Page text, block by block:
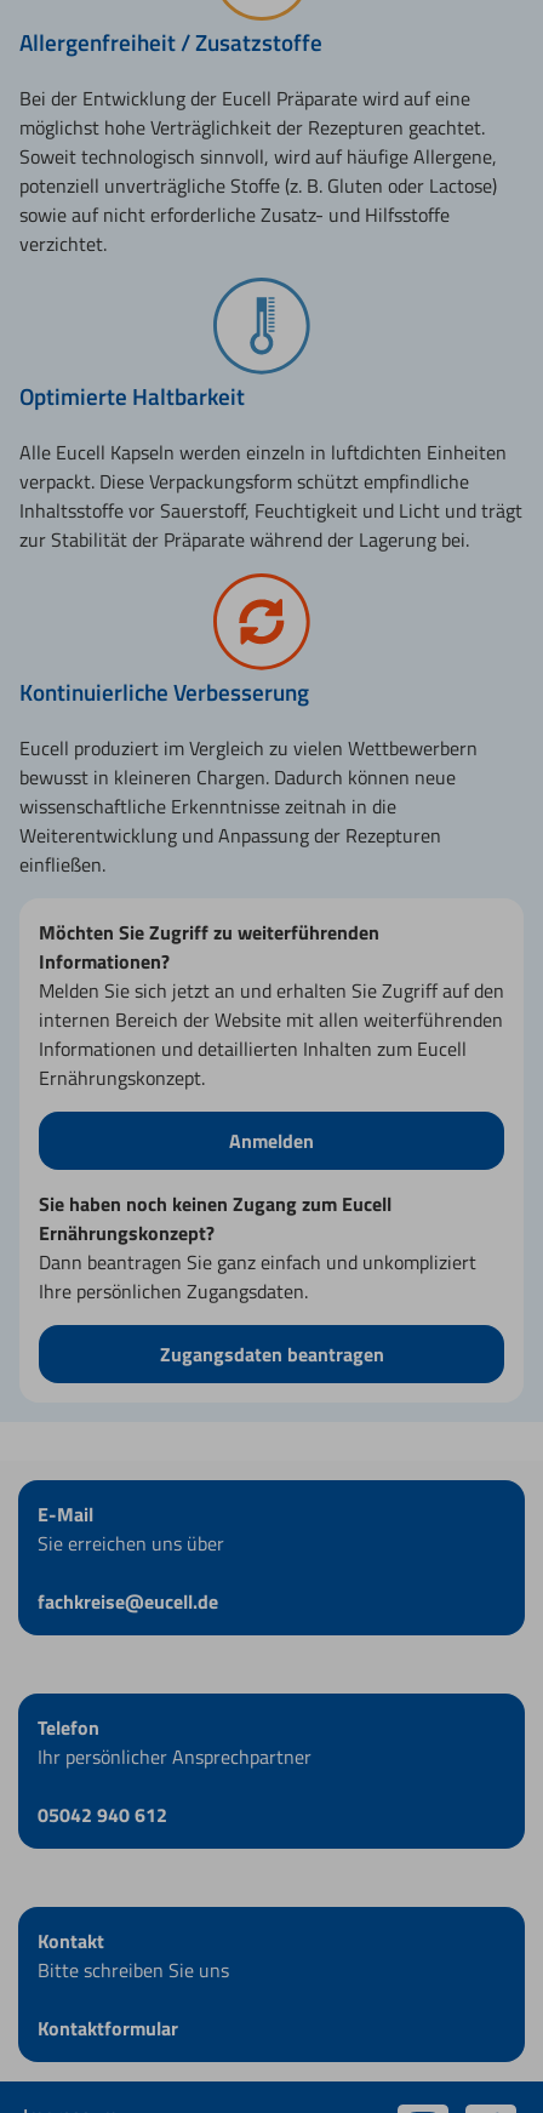
Allergenfreiheit / Zusatzstoffe
Bei der Entwicklung der Eucell Präparate wird auf eine
möglichst hohe Verträglichkeit der Rezepturen geachtet.
Soweit technologisch sinnvoll, wird auf häufige Allergene,
potenziell unverträgliche Stoffe (z. B. Gluten oder Lactose)
sowie auf nicht erforderliche Zusatz- und Hilfsstoffe
verzichtet.
Optimierte Haltbarkeit
Alle Eucell Kapseln werden einzeln in luftdichten Einheiten
verpackt. Diese Verpackungsform schützt empfindliche
Inhaltsstoffe vor Sauerstoff, Feuchtigkeit und Licht und trägt
zur Stabilität der Präparate während der Lagerung bei.
Kontinuierliche Verbesserung
Eucell produziert im Vergleich zu vielen Wettbewerbern
bewusst in kleineren Chargen. Dadurch können neue
wissenschaftliche Erkenntnisse zeitnah in die
Weiterentwicklung und Anpassung der Rezepturen
einfließen.
Möchten Sie Zugriff zu weiterführenden
Informationen?
Melden Sie sich jetzt an und erhalten Sie Zugriff auf den
internen Bereich der Website mit allen weiterführenden
Informationen und detaillierten Inhalten zum Eucell
Ernährungskonzept.
Anmelden
Sie haben noch keinen Zugang zum Eucell
Ernährungskonzept?
Dann beantragen Sie ganz einfach und unkompliziert
Ihre persönlichen Zugangsdaten.
Zugangsdaten beantragen
E-Mail
Sie erreichen uns über
fachkreise@eucell.de
Telefon
Ihr persönlicher Ansprechpartner
05042 940 612
Kontakt
Bitte schreiben Sie uns
Kontaktformular